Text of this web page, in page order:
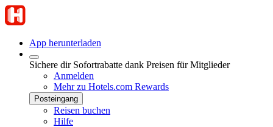
App herunterladen
Sichere dir Sofortrabatte dank Preisen für Mitglieder
Anmelden
Mehr zu Hotels.com Rewards
Posteingang
Reisen buchen
Hilfe